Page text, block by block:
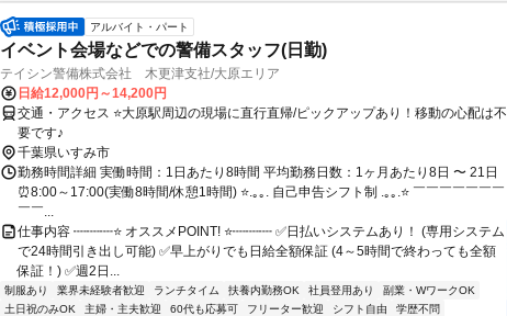
アルバイト・パート
イベント会場などでの警備スタッフ(日勤)
テイシン警備株式会社 木更津支社/大原エリア
日給12,000円～14,200円
交通・アクセス ⭐大原駅周辺の現場に直行直帰/ピックアップあり！移動の心配は不
要です♪
千葉県いすみ市
勤務時間詳細 実働時間：1日あたり8時間 平均勤務日数：1ヶ月あたり8日 〜 21日
⏰8:00～17:00(実働8時間/休憩1時間) ⭐.｡｡. 自己申告シフト制 .｡｡.⭐ ￣￣￣￣￣￣￣
￣￣...
仕事内容 ┉┉┉⭐ オススメPOINT! ⭐┉┉┉ ✅日払いシステムあり！ (専用システム
で24時間引き出し可能) ✅早上がりでも日給全額保証 (4～5時間で終わっても全額
保証！) ✅週2日...
制服あり 業界未経験者歓迎 ランチタイム 扶養内勤務OK 社員登用あり
副業・WワークOK
土日祝のみOK
主婦・主夫歓迎 60代も応募可 フリーター歓迎 シフト自由
学歴不問